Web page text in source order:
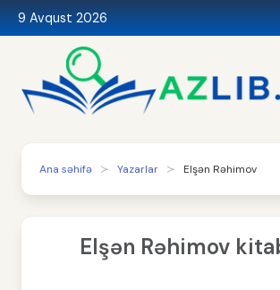
9 Avqust 2026
Ana səhifə Yazarlar Elşən Rəhimov
Elşən Rəhimov